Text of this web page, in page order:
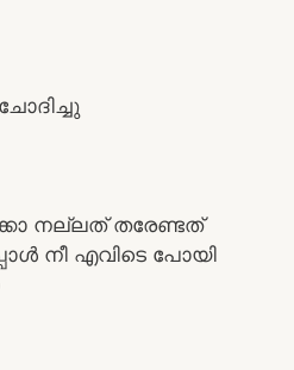
നല്ലത് തരേണ്ടത്
നീ എവിടെ പോയി